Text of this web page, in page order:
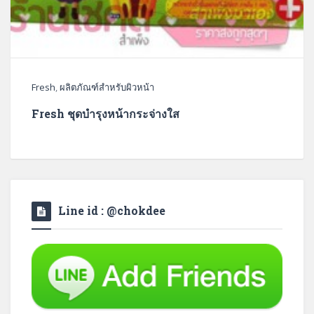
Fresh,ผลิตภัณฑ์สำหรับผิวหน้า
Fresh ชุดบำรุงหน้ากระจ่างใส
Line id : @chokdee